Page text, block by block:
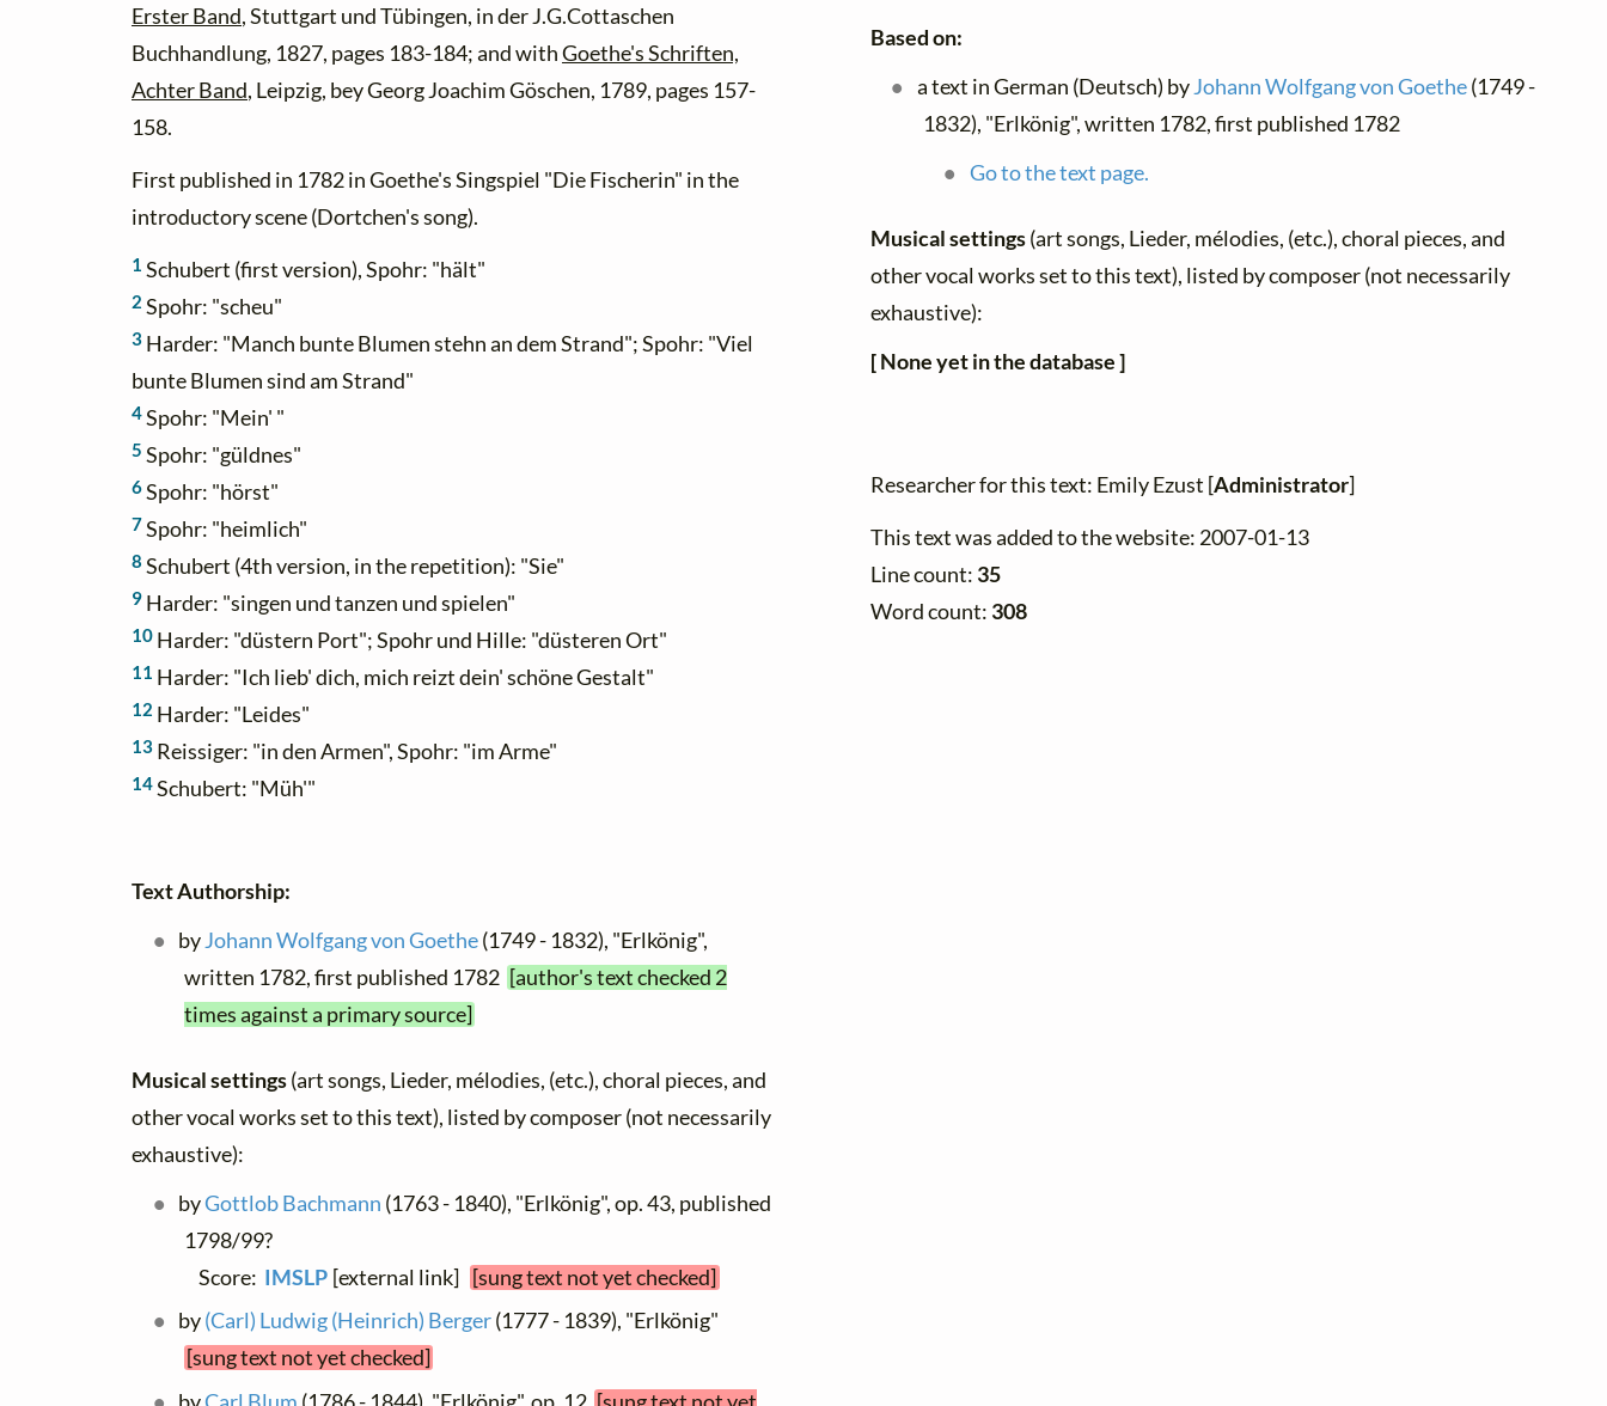
Erster Band, Stuttgart und Tübingen, in der J.G.Cottaschen
Buchhandlung, 1827, pages 183-184; and withGoethe's Schriften,
Achter Band, Leipzig, bey Georg Joachim Göschen, 1789, pages 157-
158.
First published in 1782 in Goethe's Singspiel "Die Fischerin" in the
introductory scene (Dortchen's song).
1 Schubert (first version), Spohr: "hält"
2 Spohr: "scheu"
3 Harder: "Manch bunte Blumen stehn an dem Strand"; Spohr: "Viel
bunte Blumen sind am Strand"
4Spohr: "Mein' "
5 Spohr: "güldnes"
6Spohr: "hörst"
7Spohr: "heimlich"
8 Schubert (4th version, in the repetition): "Sie"
9 Harder: "singen und tanzen und spielen"
10 Harder: "düstern Port"; Spohr und Hille: "düsteren Ort"
11 Harder: "Ich lieb' dich, mich reizt dein' schöne Gestalt"
12 Harder: "Leides"
13 Reissiger: "in den Armen", Spohr: "im Arme"
14Schubert: "Müh'"
Text Authorship:
byJohann Wolfgang von Goethe(1749 - 1832), "Erlkönig",
written 1782, first published 1782 [author's text checked 2
times against a primary source]
Musical settings(art songs, Lieder, mélodies, (etc.), choral pieces, and
other vocal works set to this text), listed by composer (not necessarily
exhaustive):
byGottlob Bachmann (1763 - 1840), "Erlkönig", op. 43, published
1798/99?
Score: IMSLP [external link]
[sung text not yet checked]
by(Carl) Ludwig (Heinrich) Berger(1777 - 1839), "Erlkönig"
[sung text not yet checked]
Based on:
a text in German (Deutsch) byJohann Wolfgang von Goethe(1749 -
1832), "Erlkönig", written 1782, first published 1782
Go to the text page.
Musical settings(art songs, Lieder, mélodies, (etc.), choral pieces, and
other vocal works set to this text), listed by composer (not necessarily
exhaustive):
[ None yet in the database ]
Researcher for this text: Emily Ezust [Administrator]
This text was added to the website: 2007-01-13
Line count: 35
Word count: 308